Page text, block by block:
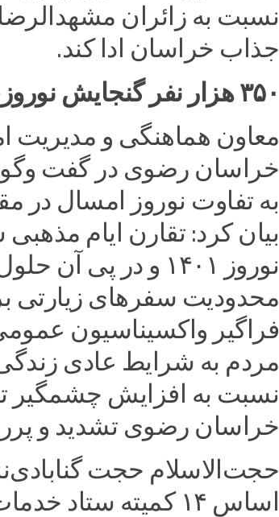
نسبت به زائران
جذاب خراسان ادا کند.
۳۵۰ هزار نفر گنجایش نوروزی
معاون هماهنگی و مدیریت
خراسان رضوی در گفت وگو با
به تفاوت نوروز امسال در
بیان کرد: تقارن ایام مذهبی
نوروز ۱۴۰۱ و در پی
فراگیر واکسیناسیون
مردم به شرایط عادی
نسبت به افزایش چشمگیر
خراسان رضوی تشدید و
حجت‌الاسلام حجت
اساس ۱۴ کمیته